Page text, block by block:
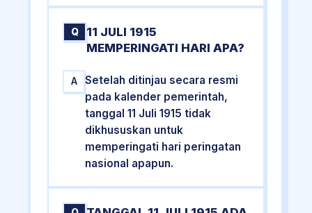
Q
11 JULI 1915
MEMPERINGATI HARI APA?
A
Setelah ditinjau secara resmi
pada kalender pemerintah,
tanggal 11 Juli 1915 tidak
dikhususkan untuk
memperingati hari peringatan
nasional apapun.